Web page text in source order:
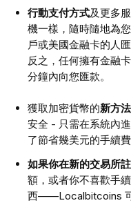
行動支付方式及更多
機一樣，隨時隨地為
戶或美國金融卡的人
反之，任何擁有金融
分鐘內向您匯款。
獲取加密貨幣的新方法
安全 - 只需在系統內
了節省幾美元的手續
如果你在新的交易所
額，或者你不喜歡手
西——Localbitcoins 可